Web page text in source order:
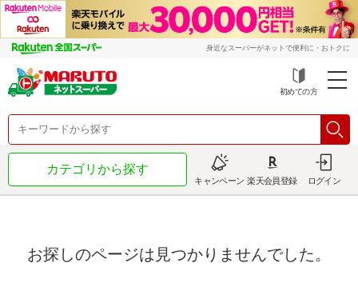
身近なスーパーがネットで便利に・おトクに
初めての方
カテゴリから探す
キャンペーン 楽天会員登録 ログイン
お探しのページは見つかりませんでした。